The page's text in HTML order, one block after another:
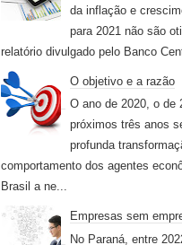
da inflação e
para 2021 não são
relatório divulgado pelo Banco
O objetivo e a razão
O ano de 2020, o de
próximos três anos
profunda
comportamento dos agentes
Brasil a ne...
Empresas sem
No Paraná, entre